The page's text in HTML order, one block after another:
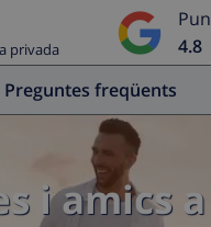
privada
4.8
Preguntes freqüents
i amics